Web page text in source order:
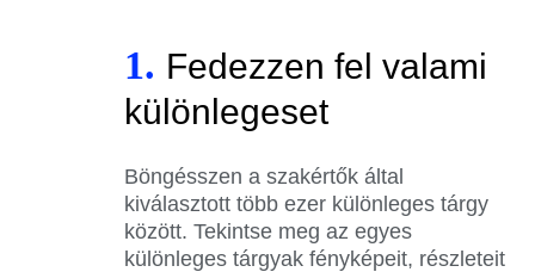
1. Fedezzen fel valami
különlegeset
Böngésszen a szakértők által
kiválasztott több ezer különleges tárgy
között. Tekintse meg az egyes
különleges tárgyak fényképeit, részleteit